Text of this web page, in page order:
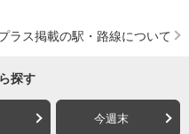
ラス掲載の駅・路線について
探す
今週末